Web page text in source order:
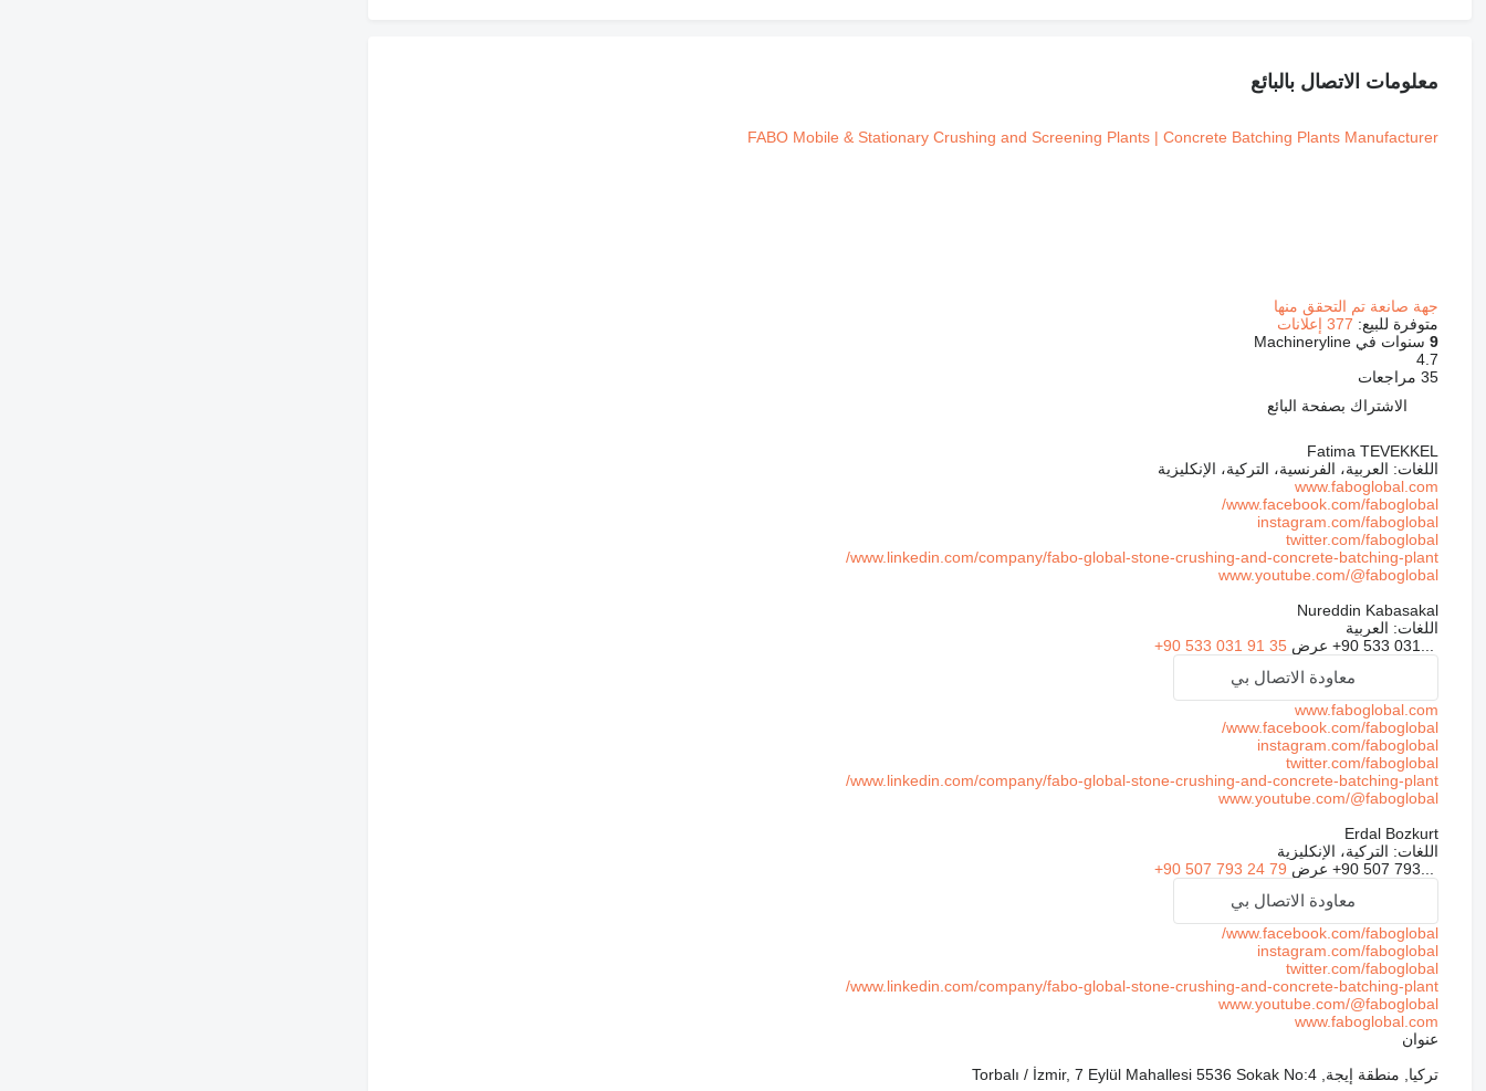
معلومات الاتصال بالبائع
FABO Mobile & Stationary Crushing and Screening Plants | Concrete Batching Plants Manufacturer
جهة صانعة تم التحقق منها
متوفرة للبيع: 377 إعلانات
9سنوات في Machineryline
4.7
35 مراجعات
الاشتراك بصفحة البائع
Fatima TEVEKKEL
اللغات: العربية، الفرنسية، التركية، الإنكليزية
www.faboglobal.com
www.facebook.com/faboglobal/
instagram.com/faboglobal
twitter.com/faboglobal
www.linkedin.com/company/fabo-global-stone-crushing-and-concrete-batching-plant/
www.youtube.com/@faboglobal
Nureddin Kabasakal
اللغات: العربية
+90 533 031... عرض +90 533 031 91 35
معاودة الاتصال بي
www.faboglobal.com
www.facebook.com/faboglobal/
instagram.com/faboglobal
twitter.com/faboglobal
www.linkedin.com/company/fabo-global-stone-crushing-and-concrete-batching-plant/
www.youtube.com/@faboglobal
Erdal Bozkurt
اللغات: التركية، الإنكليزية
+90 507 793... عرض +90 507 793 24 79
معاودة الاتصال بي
www.facebook.com/faboglobal/
instagram.com/faboglobal
twitter.com/faboglobal
www.linkedin.com/company/fabo-global-stone-crushing-and-concrete-batching-plant/
www.youtube.com/@faboglobal
www.faboglobal.com
عنوان
تركيا, منطقة إيجة, Torbalı / İzmir, 7 Eylül Mahallesi 5536 Sokak No:4